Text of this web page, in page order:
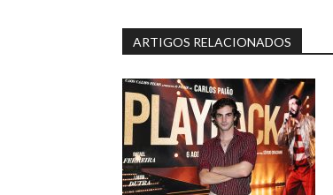
ARTIGOS RELACIONADOS